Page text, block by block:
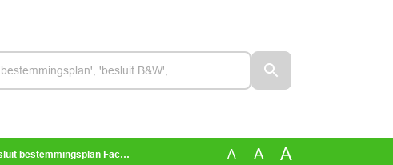
gezoneerd industrieterrein Heesch West A A A